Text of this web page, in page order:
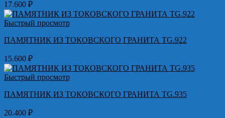
17.600 ₽
Быстрый просмотр
ПАМЯТНИК ИЗ ТОКОВСКОГО ГРАНИТА TG.922
15.600 ₽
Быстрый просмотр
ПАМЯТНИК ИЗ ТОКОВСКОГО ГРАНИТА TG.935
20.400 ₽